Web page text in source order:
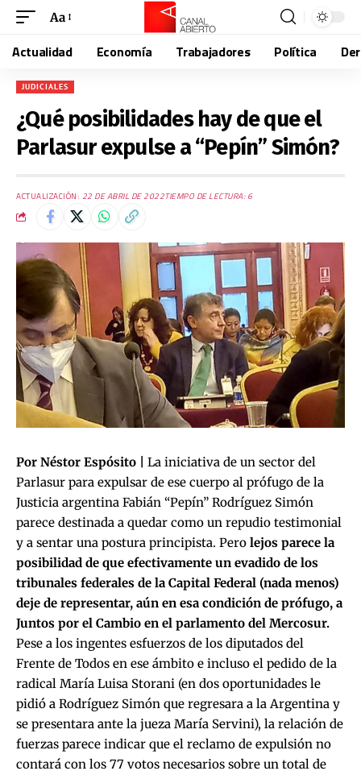
Aa
Actualidad Economía Trabajadores Política
JUDICIALES
¿Qué posibilidades hay de que el
Parlasur expulse a “Pepín” Simón?
ACTUALIZACIÓN: 22 DE ABRIL DE 2022TIEMPO DE LECTURA: 6
Por Néstor Espósito |
La iniciativa de un sector del
Parlasur para expulsar de ese cuerpo al prófugo de la
Justicia argentina Fabián “Pepín” Rodríguez Simón
parece destinada a quedar como un repudio testimonial
y a sentar una postura principista. Pero lejos parece la
posibilidad de que efectivamente un evadido de los
tribunales federales de la Capital Federal (nada menos)
deje de representar, aún en esa condición de prófugo, a
Juntos por el Cambio en el parlamento del Mercosur.
Pese a los ingentes esfuerzos de los diputados del
Frente de Todos en ese ámbito e incluso el pedido de la
radical María Luisa Storani (en dos oportunidades le
pidió a Rodríguez Simón que regresara a la Argentina y
se presentara ante la jueza María Servini), la relación de
fuerzas parece indicar que el reclamo de expulsión no
contará con los 77 votos necesarios sobre un total de